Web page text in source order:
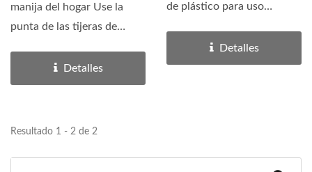
manija del hogar Use la
punta de las tijeras de
Detalles
de plástico para uso
Detalles
Resultado 1 - 2 de 2